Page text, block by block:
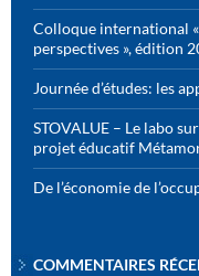
Colloque international
perspectives », édition
Journée d’études: les
STOVALUE – Le labo
projet éducatif
De l’économie de
COMMENTAIRES